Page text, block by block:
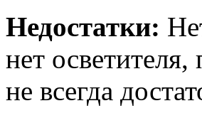
Недостатки:
нет осветителя,
не всегда